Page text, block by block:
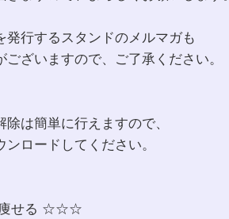
発行するスタンドのメルマガも
ざいますので、ご了承ください。
除は簡単に行えますので、
ロードしてください。
せる ☆☆☆